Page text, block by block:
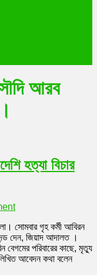
আরব
হত্যা বিচার
on
বারের
মতো
সৌদি
আরব
সোমবার গৃহ কর্মী আবিরন
দেন, জিয়াদ আদালত ।
বেগমের পরিবারের কাছে, মৃত্যু
আবেদন কথা বলেন